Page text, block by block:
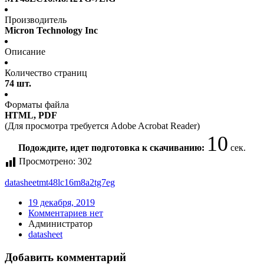
Производитель
Micron Technology Inc
Описание
Количество страниц
74 шт.
Форматы файла
HTML, PDF
(Для просмотра требуется Adobe Acrobat Reader)
Подождите, идет подготовка к скачиванию: 10 сек.
Просмотрено: 302
datasheetmt48lc16m8a2tg7eg
19 декабря, 2019
Комментариев нет
Администратор
datasheet
Добавить комментарий